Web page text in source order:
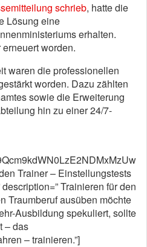
schrieb, hatte die
Lösung eine
erhalten.
worden.
waren die professionellen
worden. Dazu zählten
sowie die Erweiterung
hin zu einer 24/7-
Trainer – Einstellungstests
Trainieren für den
Traumberuf ausüben möchte
Ausbildung spekuliert, sollte
– das
– trainieren.”]